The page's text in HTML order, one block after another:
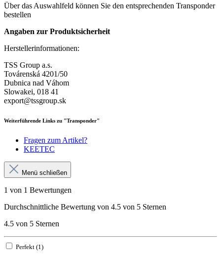
Über das Auswahlfeld können Sie den entsprechenden Transponder
bestellen
Angaben zur Produktsicherheit
Herstellerinformationen:
TSS Group a.s.
Továrenská 4201/50
Dubnica nad Váhom
Slowakei, 018 41
export@tssgroup.sk
Weiterführende Links zu "Transponder"
Fragen zum Artikel?
KEETEC
Menü schließen
1 von 1 Bewertungen
Durchschnittliche Bewertung von 4.5 von 5 Sternen
4.5 von 5 Sternen
Perfekt (1)